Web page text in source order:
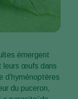
émergent
leurs œufs dans
d’hyménoptères
du puceron,